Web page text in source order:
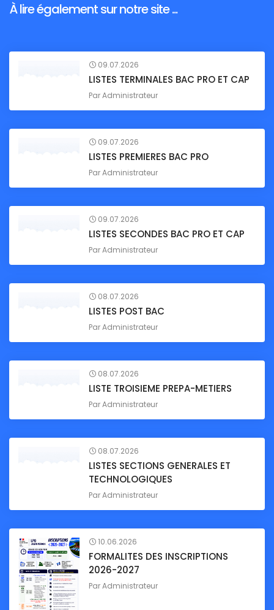
À lire également sur notre site ...
09.07.2026
LISTES TERMINALES BAC PRO ET CAP
ParAdministrateur
09.07.2026
LISTES PREMIERES BAC PRO
ParAdministrateur
09.07.2026
LISTES SECONDES BAC PRO ET CAP
ParAdministrateur
08.07.2026
LISTES POST BAC
ParAdministrateur
08.07.2026
LISTE TROISIEME PREPA-METIERS
ParAdministrateur
08.07.2026
LISTES SECTIONS GENERALES ET
TECHNOLOGIQUES
ParAdministrateur
10.06.2026
FORMALITES DES INSCRIPTIONS
2026-2027
ParAdministrateur